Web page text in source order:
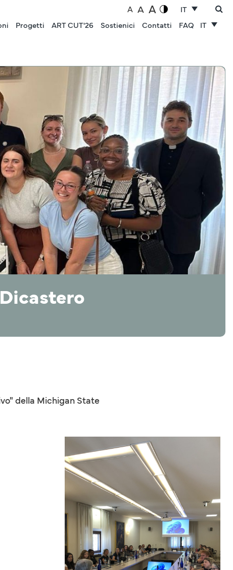
A A A
IT
Progetti ART CUT'26 Sostienici Contatti FAQ IT
NOTIZIE
della Michigan State